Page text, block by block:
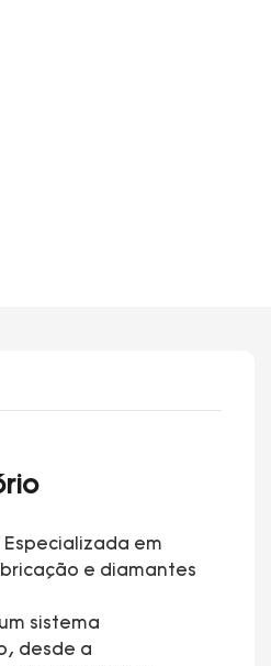
Especializada em
e diamantes
sistema
desde a